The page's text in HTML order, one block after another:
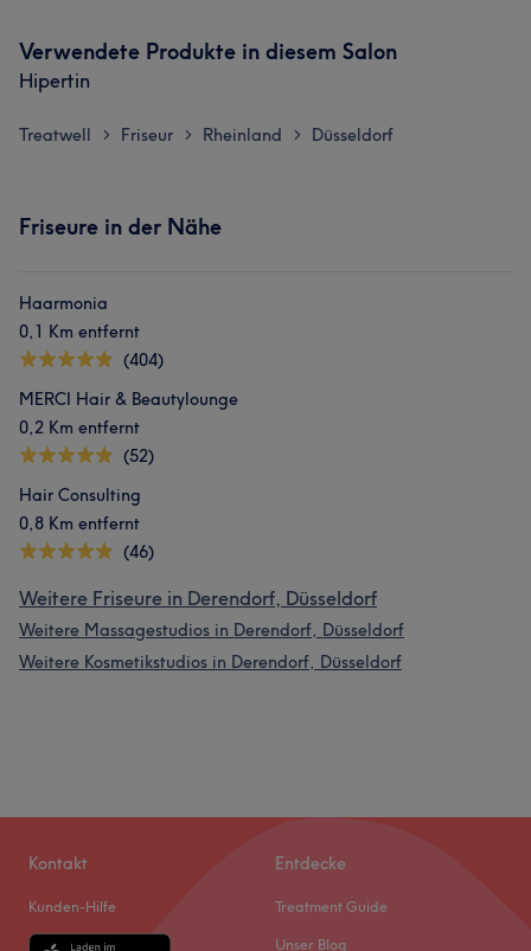
Verwendete Produkte in diesem Salon
Hipertin
Treatwell > Friseur > Rheinland > Düsseldorf
Friseure in der Nähe
Haarmonia
0,1 Km entfernt
(404)
MERCI Hair & Beautylounge
0,2 Km entfernt
(52)
Hair Consulting
0,8 Km entfernt
(46)
Weitere Friseure in Derendorf, Düsseldorf
Weitere Massagestudios in Derendorf, Düsseldorf
Weitere Kosmetikstudios in Derendorf, Düsseldorf
Kontakt
Kunden-Hilfe
Entdecke
Treatment Guide
Unser Blog